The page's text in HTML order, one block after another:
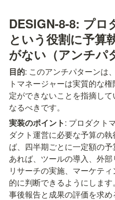
DESIGN-8-8: プロ
という役割に予算
がない（アンチパ
目的: このアンチパターンは
トマネージャーは実質的な
定ができないことを指摘し
なるべきです。
実装のポイント: プロダクト
ダクト運営に必要な予算の
ば、四半期ごとに一定額の
あれば、ツールの導入、外
リサーチの実施、マーケテ
的に判断できるようにします
事後報告と成果の評価を求